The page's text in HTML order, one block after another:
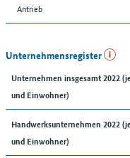
Antrieb
Unternehmensregister
Unternehmen insgesamt 2022
und Einwohner)
Handwerksunternehmen 2022
und Einwohner)